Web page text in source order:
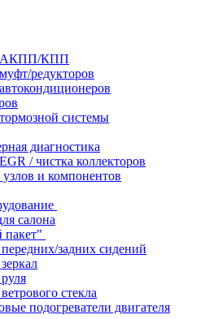
АКПП/КПП
редукторов
системы
диагностика
/ чистка коллекторов
и компонентов
салона
задних сидений
стекла
подогреватели двигателя